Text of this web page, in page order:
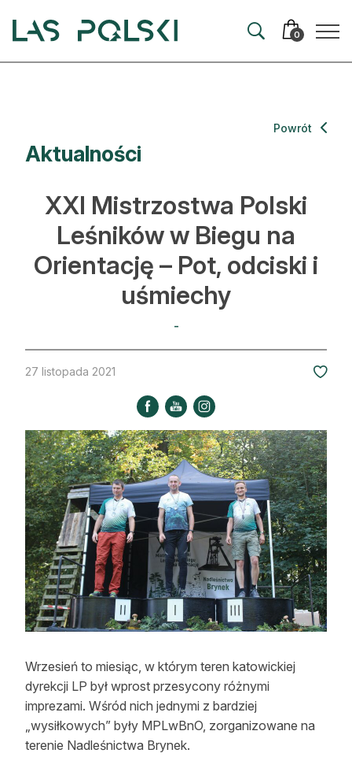
0
Artykuły
Hodowla lasu
Ochrona lasu
Nowe technologie
Strefa eksperta
Dla drwala
Leśnik na zakupach
Z zagranicy
Edukacja
Lasy prywatne
O nas
100 lat „Lasu Polskiego”
Prenumerata
Reklama
Aktualności
Powrót
XXI Mistrzostwa Polski
Leśników w Biegu na
Orientację – Pot, odciski i
uśmiechy
-
27 listopada 2021
Wrzesień to miesiąc, w którym teren katowickiej
dyrekcji LP był wprost przesycony różnymi
imprezami. Wśród nich jednymi z bardziej
„wysiłkowych” były MPLwBnO, zorganizowane na
terenie Nadleśnictwa Brynek.